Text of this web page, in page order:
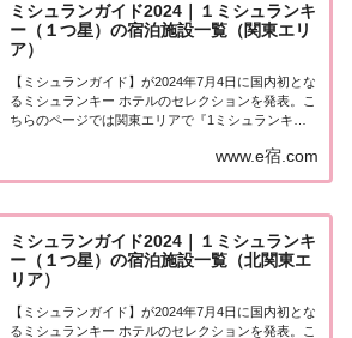
ミシュランガイド2024｜１ミシュランキ
ー（１つ星）の宿泊施設一覧（関東エリ
ア）
【ミシュランガイド】が2024年7月4日に国内初とな
るミシュランキー ホテルのセレクションを発表。こ
ちらのページでは関東エリアで『1ミシュランキー
館）を一覧にまとめました。ミシュランガイド
2024『1ミシュランキー（1つ星）』の宿泊施設...
www.e宿.com
ミシュランガイド2024｜１ミシュランキ
ー（１つ星）の宿泊施設一覧（北関東エ
リア）
【ミシュランガイド】が2024年7月4日に国内初とな
るミシュランキー ホテルのセレクションを発表。こ